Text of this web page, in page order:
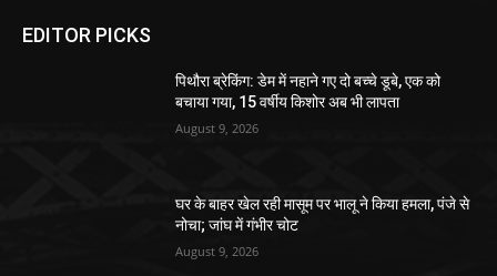
EDITOR PICKS
पिथौरा ब्रेकिंग: डेम में नहाने गए दो बच्चे डूबे, एक को
बचाया गया, 15 वर्षीय किशोर अब भी लापता
August 9, 2026
घर के बाहर खेल रही मासूम पर भालू ने किया हमला, पंजे से
नोचा; जांघ में गंभीर चोट
August 9, 2026